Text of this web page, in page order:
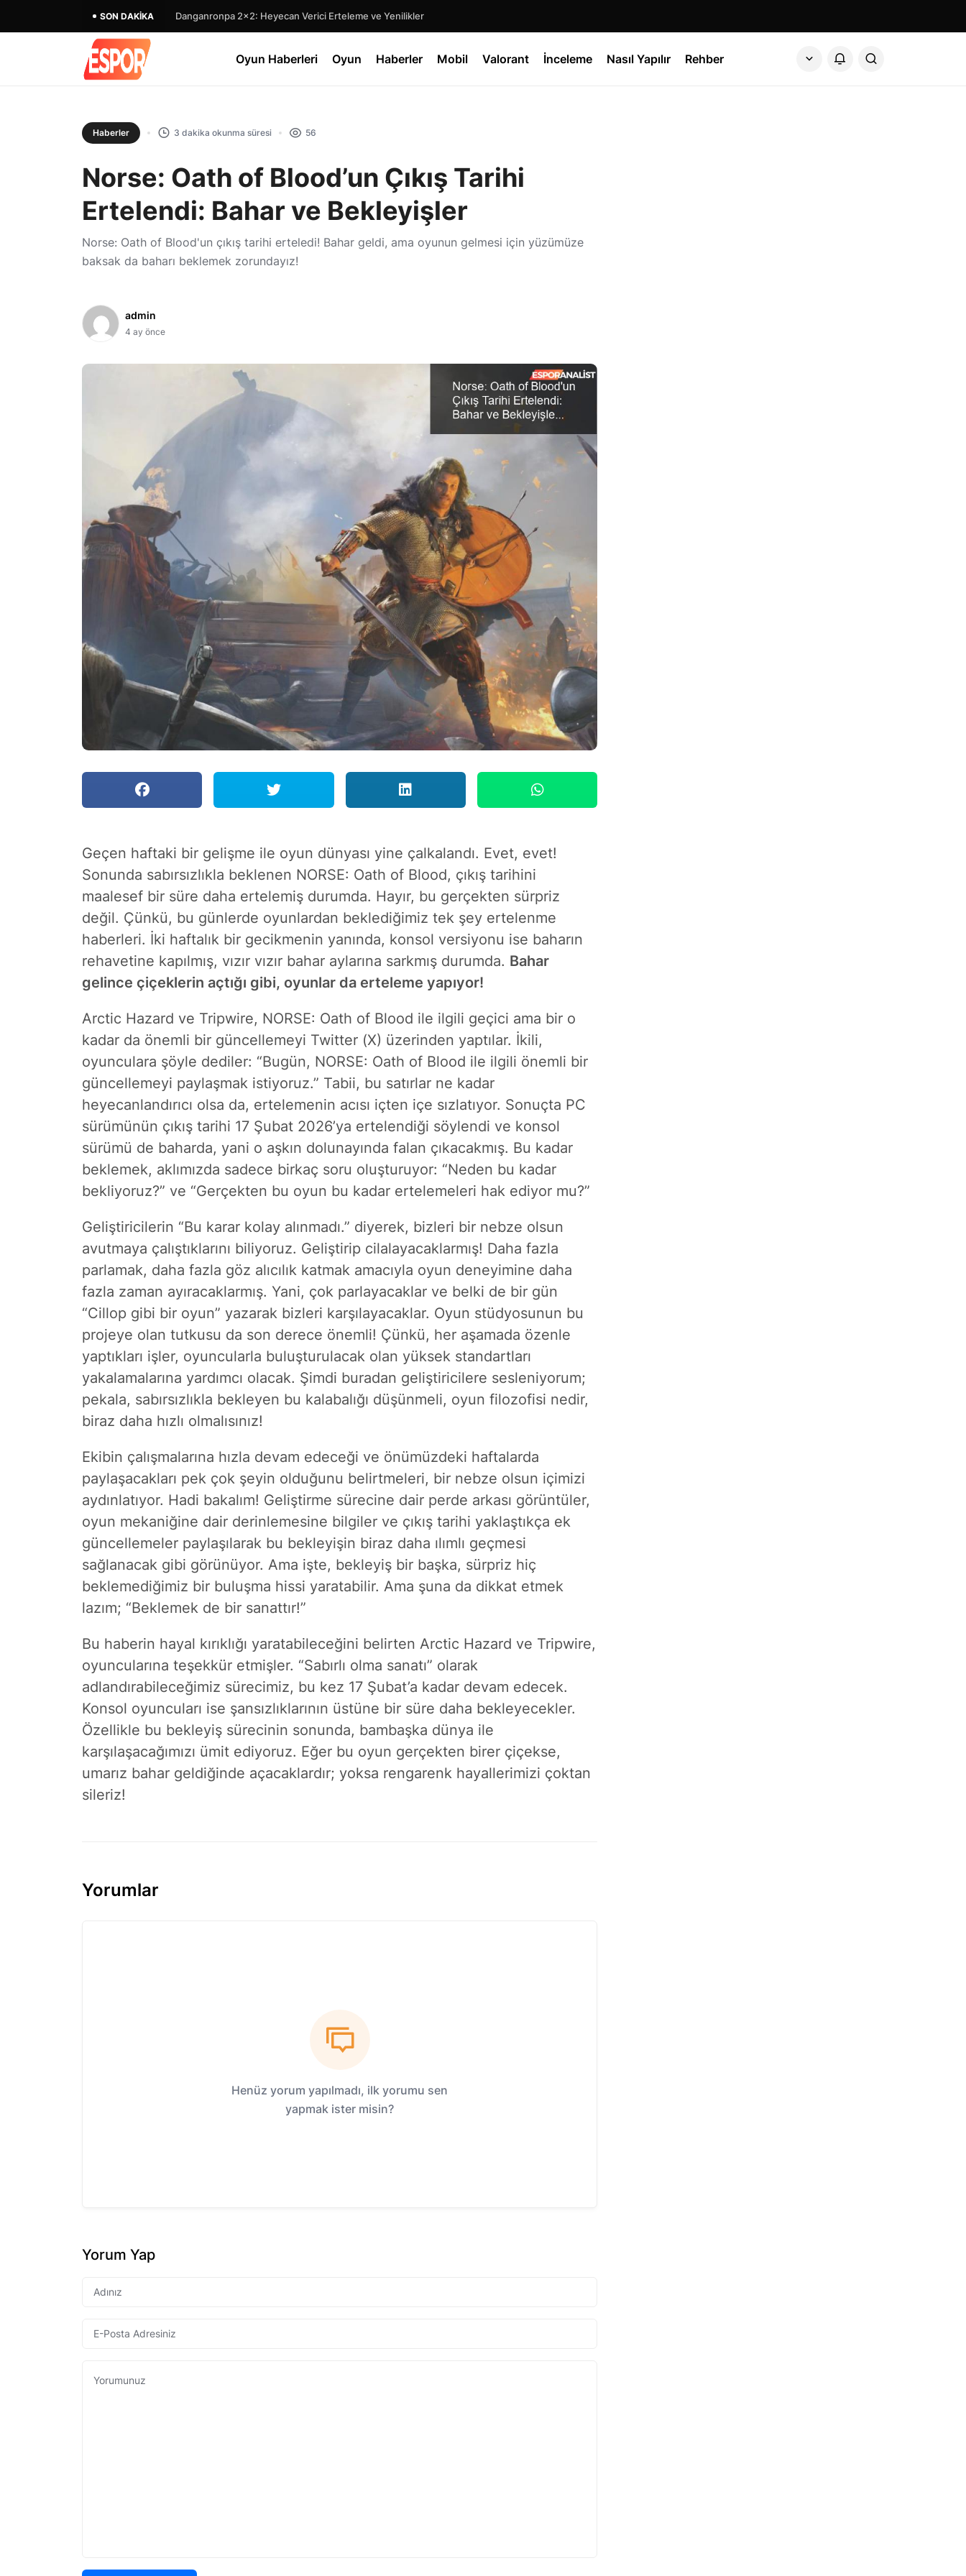
SON DAKIKA Danganronpa 2×2: Heyecan Verici Erteleme ve Yenilikler
Oyun Haberleri Oyun Haberler Mobil Valorant İnceleme Nasıl Yapılır Rehber
Haberler 3 dakika okunma süresi 56
Norse: Oath of Blood’un Çıkış Tarihi
Ertelendi: Bahar ve Bekleyişler
Norse: Oath of Blood'un çıkış tarihi erteledi! Bahar geldi, ama oyunun gelmesi için yüzümüze
baksak da baharı beklemek zorundayız!
admin
4 ay önce
Geçen haftaki bir gelişme ile oyun dünyası yine çalkalandı. Evet, evet!
Sonunda sabırsızlıkla beklenen NORSE: Oath of Blood, çıkış tarihini
maalesef bir süre daha ertelemiş durumda. Hayır, bu gerçekten sürpriz
değil. Çünkü, bu günlerde oyunlardan beklediğimiz tek şey ertelenme
haberleri. İki haftalık bir gecikmenin yanında, konsol versiyonu ise baharın
rehavetine kapılmış, vızır vızır bahar aylarına sarkmış durumda. Bahar
gelince çiçeklerin açtığı gibi, oyunlar da erteleme yapıyor!
Arctic Hazard ve Tripwire, NORSE: Oath of Blood ile ilgili geçici ama bir o
kadar da önemli bir güncellemeyi Twitter (X) üzerinden yaptılar. İkili,
oyunculara şöyle dediler: “Bugün, NORSE: Oath of Blood ile ilgili önemli bir
güncellemeyi paylaşmak istiyoruz.” Tabii, bu satırlar ne kadar
heyecanlandırıcı olsa da, ertelemenin acısı içten içe sızlatıyor. Sonuçta PC
sürümünün çıkış tarihi 17 Şubat 2026’ya ertelendiği söylendi ve konsol
sürümü de baharda, yani o aşkın dolunayında falan çıkacakmış. Bu kadar
beklemek, aklımızda sadece birkaç soru oluşturuyor: “Neden bu kadar
bekliyoruz?” ve “Gerçekten bu oyun bu kadar ertelemeleri hak ediyor mu?”
Geliştiricilerin “Bu karar kolay alınmadı.” diyerek, bizleri bir nebze olsun
avutmaya çalıştıklarını biliyoruz. Geliştirip cilalayacaklarmış! Daha fazla
parlamak, daha fazla göz alıcılık katmak amacıyla oyun deneyimine daha
fazla zaman ayıracaklarmış. Yani, çok parlayacaklar ve belki de bir gün
“Cillop gibi bir oyun” yazarak bizleri karşılayacaklar. Oyun stüdyosunun bu
projeye olan tutkusu da son derece önemli! Çünkü, her aşamada özenle
yaptıkları işler, oyuncularla buluşturulacak olan yüksek standartları
yakalamalarına yardımcı olacak. Şimdi buradan geliştiricilere sesleniyorum;
pekala, sabırsızlıkla bekleyen bu kalabalığı düşünmeli, oyun filozofisi nedir,
biraz daha hızlı olmalısınız!
Ekibin çalışmalarına hızla devam edeceği ve önümüzdeki haftalarda
paylaşacakları pek çok şeyin olduğunu belirtmeleri, bir nebze olsun içimizi
aydınlatıyor. Hadi bakalım! Geliştirme sürecine dair perde arkası görüntüler,
oyun mekaniğine dair derinlemesine bilgiler ve çıkış tarihi yaklaştıkça ek
güncellemeler paylaşılarak bu bekleyişin biraz daha ılımlı geçmesi
sağlanacak gibi görünüyor. Ama işte, bekleyiş bir başka, sürpriz hiç
beklemediğimiz bir buluşma hissi yaratabilir. Ama şuna da dikkat etmek
lazım; “Beklemek de bir sanattır!”
Bu haberin hayal kırıklığı yaratabileceğini belirten Arctic Hazard ve Tripwire,
oyuncularına teşekkür etmişler. “Sabırlı olma sanatı” olarak
adlandırabileceğimiz sürecimiz, bu kez 17 Şubat’a kadar devam edecek.
Konsol oyuncuları ise şansızlıklarının üstüne bir süre daha bekleyecekler.
Özellikle bu bekleyiş sürecinin sonunda, bambaşka dünya ile
karşılaşacağımızı ümit ediyoruz. Eğer bu oyun gerçekten birer çiçekse,
umarız bahar geldiğinde açacaklardır; yoksa rengarenk hayallerimizi çoktan
sileriz!
Yorumlar
Henüz yorum yapılmadı, ilk yorumu sen
yapmak ister misin?
Yorum Yap